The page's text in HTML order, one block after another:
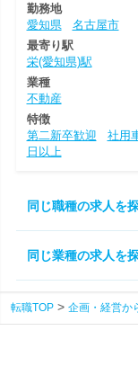
勤務地
愛知県
名古屋市
最寄り駅
栄(愛知県)駅
業種
不動産
特徴
第二新卒歓迎
社用
日以上
同じ職種の求人を
同じ業種の求人を
転職TOP 企画・経営か